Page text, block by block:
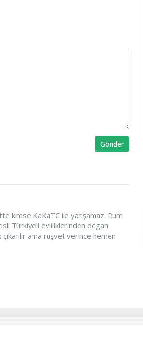
Gönder
kimse KaKaTC ile yarışamaz. Rum
Türkiyeli evliliklerinden dogan
ama rüşvet verince hemen